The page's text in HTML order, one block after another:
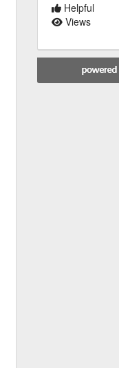
Helpful
Views